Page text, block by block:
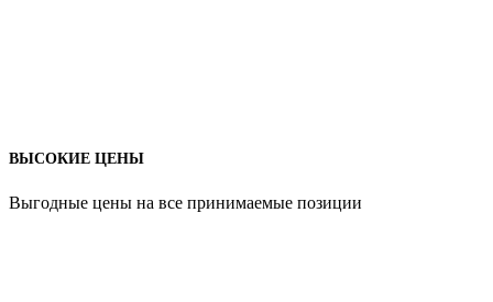
ВЫСОКИЕ ЦЕНЫ
Выгодные цены на все принимаемые позиции